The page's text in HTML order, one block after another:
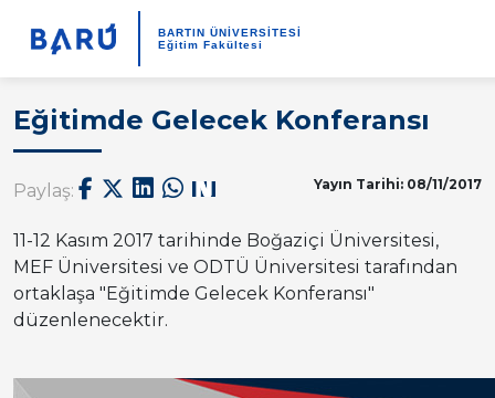
BARTIN ÜNİVERSİTESİ
Eğitim Fakültesi
Eğitimde Gelecek Konferansı
Paylaş: Yayın Tarihi: 08/11/2017
11-12 Kasım 2017 tarihinde Boğaziçi Üniversitesi,
MEF Üniversitesi ve ODTÜ Üniversitesi tarafından
ortaklaşa "Eğitimde Gelecek Konferansı"
düzenlenecektir.